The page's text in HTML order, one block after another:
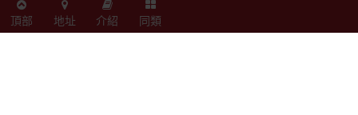
頂部 地址 介紹 同類
聯絡我們
關於我們